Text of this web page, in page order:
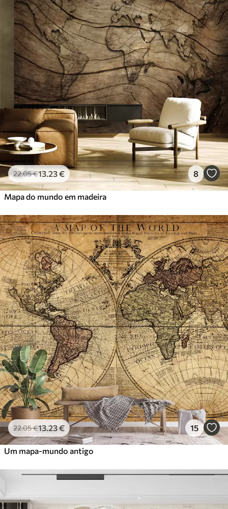
Standard
45.0027.00€/m²
Premium
56.6734.00€/m²
Vinil Premium
65.0039.00€/m²
Peel and Stick
81.6749.00€/m²
22.05€13 .23€ 8
Mapa do mundo em madeira
22.05€13.23€ 15
Um mapa-mundo antigo